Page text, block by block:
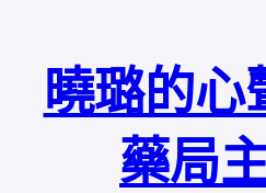
曉璐的心
藥局